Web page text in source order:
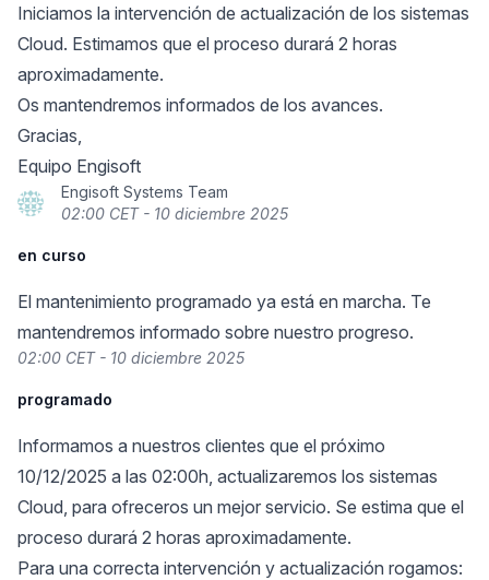
Iniciamos la intervención de actualización de los sistemas
Cloud. Estimamos que el proceso durará 2 horas
aproximadamente.
Os mantendremos informados de los avances.
Gracias,
Equipo Engisoft
Engisoft Systems Team
02:00 CET - 10 diciembre 2025
en curso
El mantenimiento programado ya está en marcha. Te
mantendremos informado sobre nuestro progreso.
02:00 CET - 10 diciembre 2025
programado
Informamos a nuestros clientes que el próximo
10/12/2025 a las 02:00h, actualizaremos los sistemas
Cloud, para ofreceros un mejor servicio. Se estima que el
proceso durará 2 horas aproximadamente.
Para una correcta intervención y actualización rogamos: